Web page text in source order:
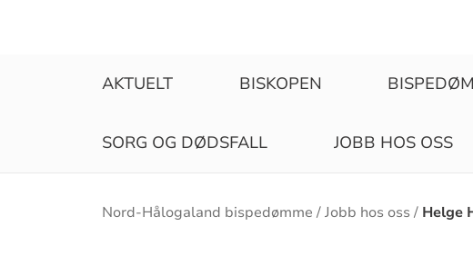
AKTUELT BISKOPEN
SORG OG DØDSFALL JOBB HOS OSS
Brødsmulesti
Nord-Hålogaland bispedømme Jobb hos oss Helge